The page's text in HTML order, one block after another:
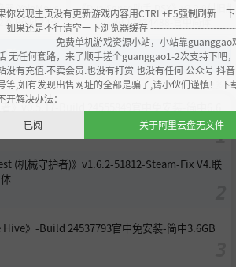
器/YoloMous
Build 2430
量564.7MB
《DualSense助手 DSX》v3.2.0付旧
uild 17334488-官中简体
聊
更多 »
者》v0.5.17-Build 24555849官中免安装-简中6.6
(机械守护者)》v1.6.2-51812-Steam-Fix V4.联
Hive》-Build 24537793官中免安装-简中3.6GB
你发现主页没有更新游戏内容用CTRL+F5强制刷新一
如果还是不行清空一下浏览器缓存
免费单机游戏资源小站，小站靠guanggao
无任何套路，来了顺手搓个guanggao1-2次支持下吧
没有充值.不卖会员.也没有打赏 也没有任何 公众号 抖
等,如有发现出售网址的全部是骗子,请小伙们谨慎！ 下
开解决办法：
已阅
关于阿里云盘无文件